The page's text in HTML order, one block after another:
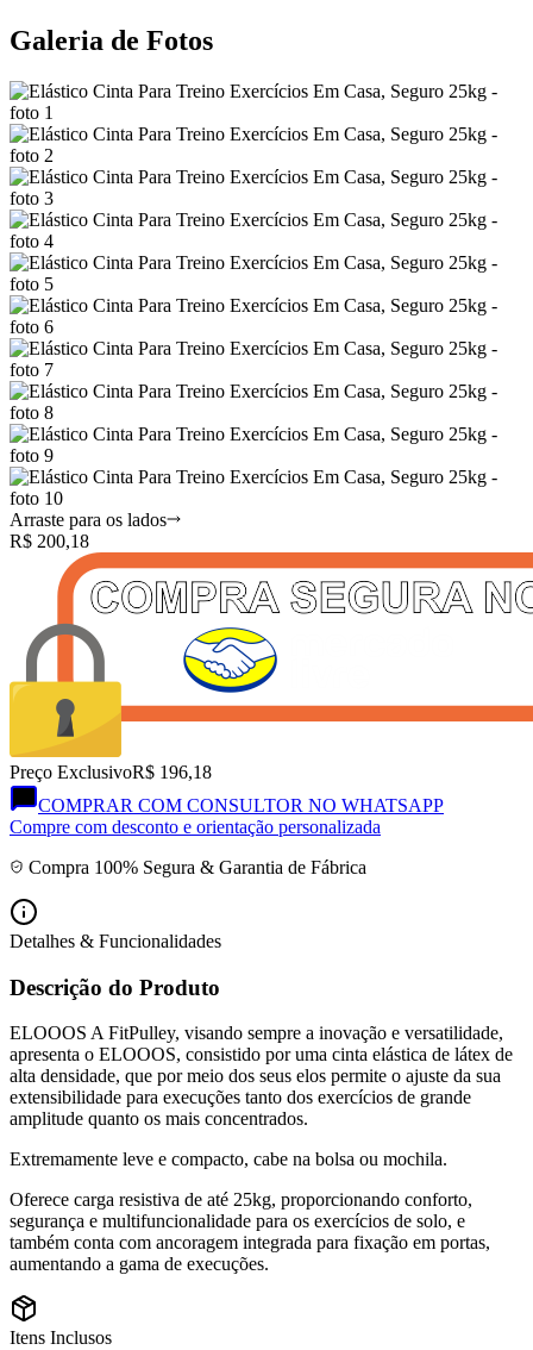
Galeria de Fotos
Arraste para os lados
R$ 200,18
Preço ExclusivoR$ 196,18
COMPRAR COM CONSULTOR NO WHATSAPP
Compre com desconto e orientação personalizada
Compra 100% Segura & Garantia de Fábrica
Detalhes & Funcionalidades
Descrição do Produto
ELOOOS A FitPulley, visando sempre a inovação e versatilidade,
apresenta o ELOOOS, consistido por uma cinta elástica de látex de
alta densidade, que por meio dos seus elos permite o ajuste da sua
extensibilidade para execuções tanto dos exercícios de grande
amplitude quanto os mais concentrados.
Extremamente leve e compacto, cabe na bolsa ou mochila.
Oferece carga resistiva de até 25kg, proporcionando conforto,
segurança e multifuncionalidade para os exercícios de solo, e
também conta com ancoragem integrada para fixação em portas,
aumentando a gama de execuções.
Itens Inclusos